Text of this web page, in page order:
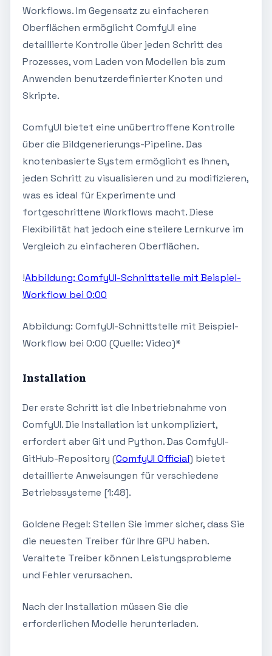
Workflows. Im Gegensatz zu einfacheren
Oberflächen ermöglicht ComfyUI eine
detaillierte Kontrolle über jeden Schritt des
Prozesses, vom Laden von Modellen bis zum
Anwenden benutzerdefinierter Knoten und
Skripte.
ComfyUI bietet eine unübertroffene Kontrolle
über die Bildgenerierungs-Pipeline. Das
knotenbasierte System ermöglicht es Ihnen,
jeden Schritt zu visualisieren und zu modifizieren,
was es ideal für Experimente und
fortgeschrittene Workflows macht. Diese
Flexibilität hat jedoch eine steilere Lernkurve im
Vergleich zu einfacheren Oberflächen.
!Abbildung: ComfyUI-Schnittstelle mit Beispiel-
Workflow bei 0:00
Abbildung: ComfyUI-Schnittstelle mit Beispiel-
Workflow bei 0:00 (Quelle: Video)*
Installation
Der erste Schritt ist die Inbetriebnahme von
ComfyUI. Die Installation ist unkompliziert,
erfordert aber Git und Python. Das ComfyUI-
GitHub-Repository (ComfyUI Official) bietet
detaillierte Anweisungen für verschiedene
Betriebssysteme [1:48].
Goldene Regel: Stellen Sie immer sicher, dass Sie
die neuesten Treiber für Ihre GPU haben.
Veraltete Treiber können Leistungsprobleme
und Fehler verursachen.
Nach der Installation müssen Sie die
erforderlichen Modelle herunterladen.